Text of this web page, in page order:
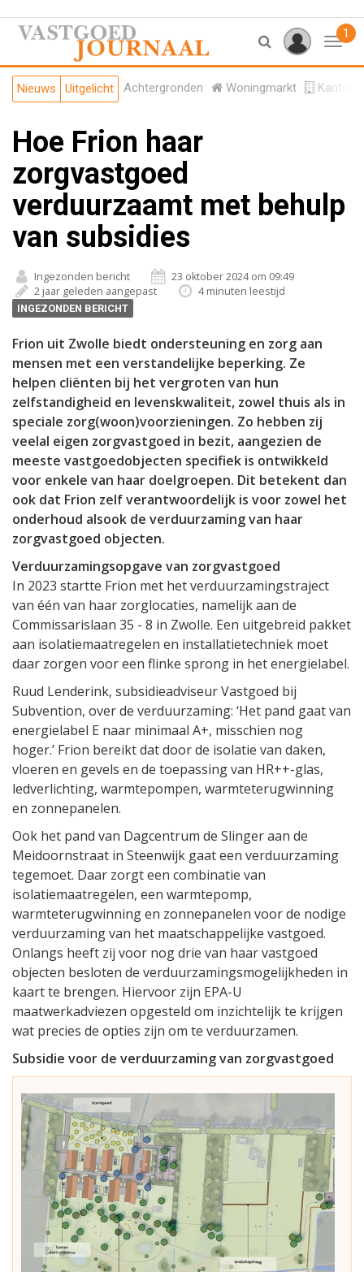
1
Nieuws Uitgelicht Achtergronden Woningmarkt
Hoe Frion haar
zorgvastgoed
verduurzaamt met behulp
van subsidies
Ingezonden bericht
23 oktober 2024 om 09:49
2 jaar geleden aangepast
4 minuten leestijd
INGEZONDEN BERICHT
Frion uit Zwolle biedt ondersteuning en zorg aan
mensen met een verstandelijke beperking. Ze
helpen cliënten bij het vergroten van hun
zelfstandigheid en levenskwaliteit, zowel thuis als in
speciale zorg(woon)voorzieningen. Zo hebben zij
veelal eigen zorgvastgoed in bezit, aangezien de
meeste vastgoedobjecten specifiek is ontwikkeld
voor enkele van haar doelgroepen. Dit betekent dan
ook dat Frion zelf verantwoordelijk is voor zowel het
onderhoud alsook de verduurzaming van haar
zorgvastgoed objecten.
Verduurzamingsopgave van zorgvastgoed
In 2023 startte Frion met het verduurzamingstraject
van één van haar zorglocaties, namelijk aan de
Commissarislaan 35 - 8 in Zwolle. Een uitgebreid pakket
aan isolatiemaatregelen en installatietechniek moet
daar zorgen voor een flinke sprong in het energielabel.
Ruud Lenderink, subsidieadviseur Vastgoed bij
Subvention, over de verduurzaming: ‘Het pand gaat van
energielabel E naar minimaal A+, misschien nog
hoger.’ Frion bereikt dat door de isolatie van daken,
vloeren en gevels en de toepassing van HR++-glas,
ledverlichting, warmtepompen, warmteterugwinning
en zonnepanelen.
Ook het pand van Dagcentrum de Slinger aan de
Meidoornstraat in Steenwijk gaat een verduurzaming
tegemoet. Daar zorgt een combinatie van
isolatiemaatregelen, een warmtepomp,
warmteterugwinning en zonnepanelen voor de nodige
verduurzaming van het maatschappelijke vastgoed.
Onlangs heeft zij voor nog drie van haar vastgoed
objecten besloten de verduurzamingsmogelijkheden in
kaart te brengen. Hiervoor zijn EPA-U
maatwerkadviezen opgesteld om inzichtelijk te krijgen
wat precies de opties zijn om te verduurzamen.
Subsidie voor de verduurzaming van zorgvastgoed